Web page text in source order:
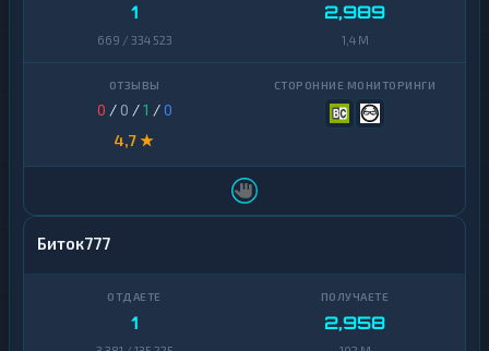
1
669 / 334 523
2,989
1,4 M
0 / 0 /1 /0
4,7 ★
Биток777
1 2,958